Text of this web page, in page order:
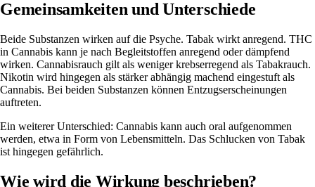
Gemeinsamkeiten und Unterschiede
Beide Substanzen wirken auf die Psyche. Tabak wirkt anregend. THC
in Cannabis kann je nach Begleitstoffen anregend oder dämpfend
wirken. Cannabisrauch gilt als weniger krebserregend als Tabakrauch.
Nikotin wird hingegen als stärker abhängig machend eingestuft als
Cannabis. Bei beiden Substanzen können Entzugserscheinungen
auftreten.
Ein weitererUnterschied: Cannabis kann auch oral aufgenommen
werden, etwa in Form von Lebensmitteln. Das Schlucken von Tabak
ist hingegen gefährlich.
Wie wird die Wirkung beschrieben?